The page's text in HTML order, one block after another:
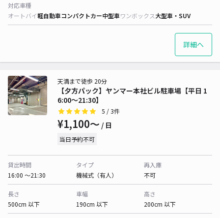
対応車種
オートバイ軽自動車コンパクトカー中型車ワンボックス大型車・SUV
詳細へ
【夕方パック】ヤンマー本社ビル駐車場【平日 1
6:00～21:30】
天満まで徒歩 20分
5 / 3件
¥1,100〜 / 日
当日予約不可
貸出時間
16:00 〜21:30
タイプ
機械式（有人）
再入庫
不可
長さ
500cm 以下
車幅
190cm 以下
高さ
200cm 以下